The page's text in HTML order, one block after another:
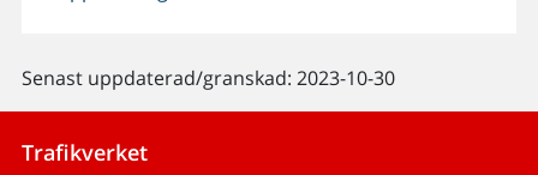
Senast uppdaterad/granskad: 2023-10-30
Trafikverket